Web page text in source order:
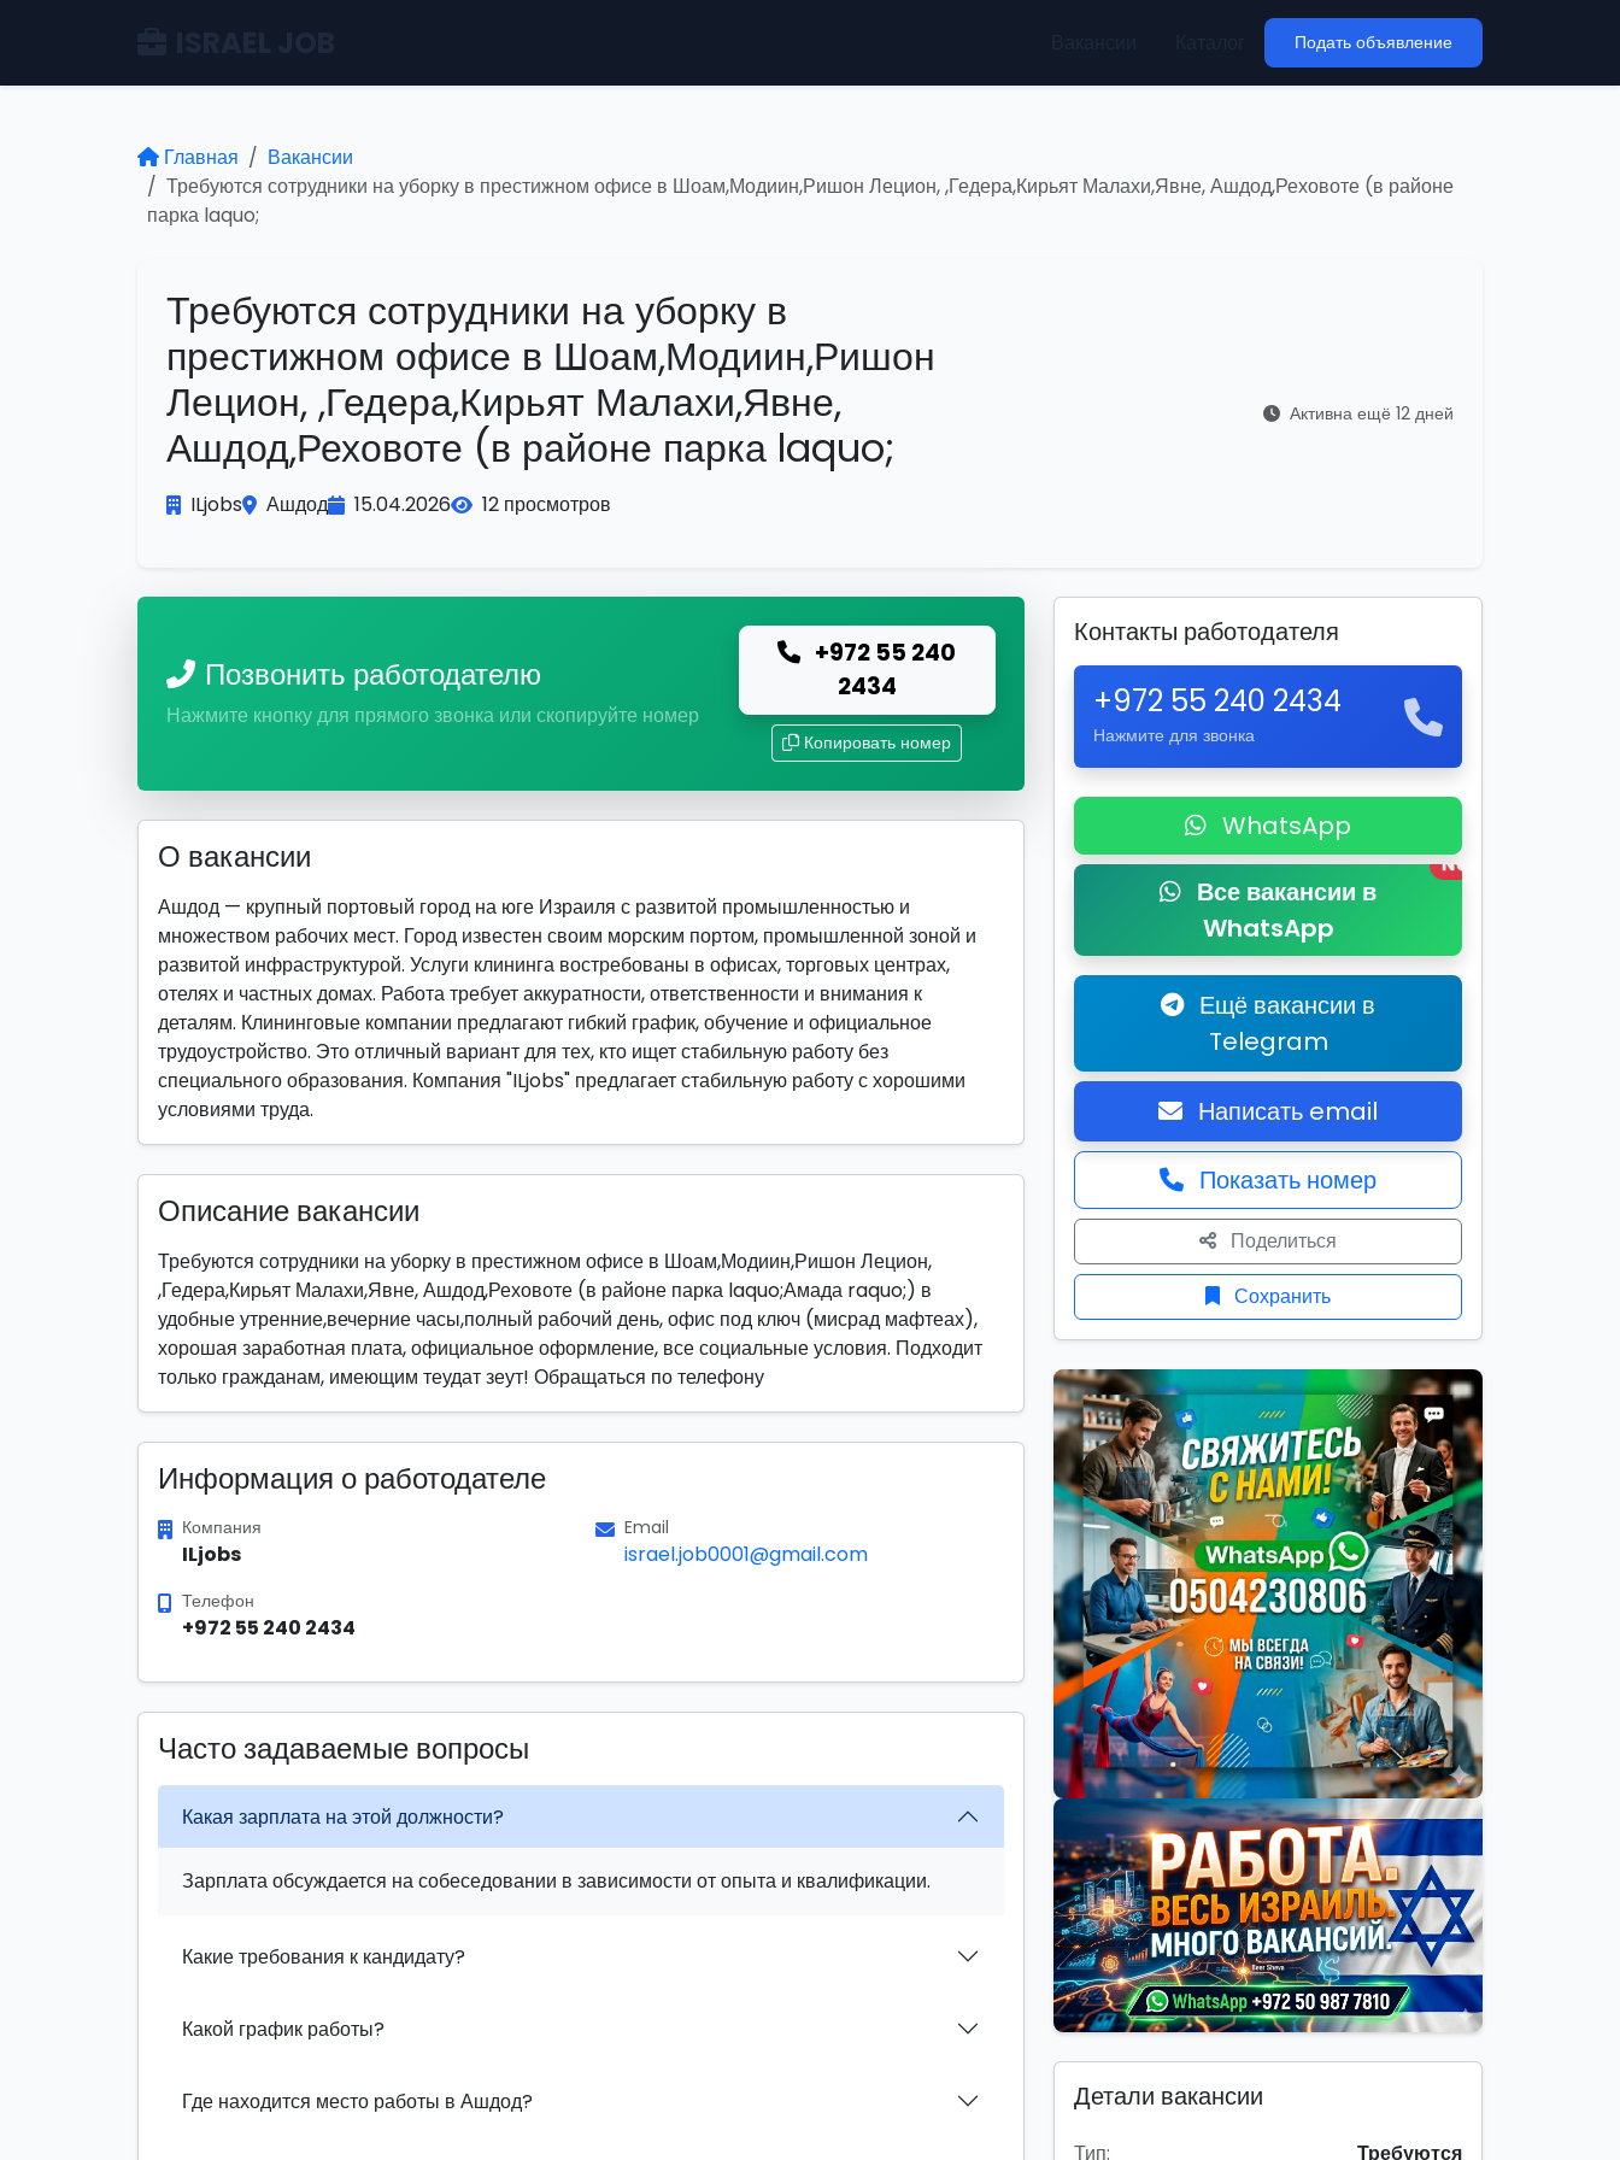
Подать объявление
Главная
Вакансии
Требуются сотрудники на уборку в престижном офисе в Шоам,Модиин,Ришон Лецион, ,Гедера,Кирьят Малахи,Явне, Ашдод,Реховоте (в районе
парка laquo;
Требуются сотрудники на уборку в
престижном офисе в Шоам,Модиин,Ришон
Лецион, ,Гедера,Кирьят Малахи,Явне,
Ашдод,Реховоте (в районе парка laquo;
ILjobs Ашдод 15.04.2026 12 просмотров
Активна ещё 12 дней
Позвонить работодателю
Нажмите кнопку для прямого звонка или скопируйте номер
+972 55 240
2434
Копировать номер
О вакансии
Ашдод — крупный портовый город на юге Израиля с развитой промышленностью и
множеством рабочих мест. Город известен своим морским портом, промышленной зоной и
развитой инфраструктурой. Услуги клининга востребованы в офисах, торговых центрах,
отелях и частных домах. Работа требует аккуратности, ответственности и внимания к
деталям. Клининговые компании предлагают гибкий график, обучение и официальное
трудоустройство. Это отличный вариант для тех, кто ищет стабильную работу без
специального образования. Компания "ILjobs" предлагает стабильную работу с хорошими
условиями труда.
Описание вакансии
Требуются сотрудники на уборку в престижном офисе в Шоам,Модиин,Ришон Лецион,
,Гедера,Кирьят Малахи,Явне, Ашдод,Реховоте (в районе парка laquo;Амада raquo;) в
удобные утренние,вечерние часы,полный рабочий день, офис под ключ (мисрад мафтеах),
хорошая заработная плата, официальное оформление, все социальные условия. Подходит
только гражданам, имеющим теудат зеут! Обращаться по телефону
Информация о работодателе
Компания
ILjobs
Email
israel.job0001@gmail.com
Телефон
+972 55 240 2434
Часто задаваемые вопросы
Какая зарплата на этой должности?
Зарплата обсуждается на собеседовании в зависимости от опыта и квалификации.
Какие требования к кандидату?
Какой график работы?
Где находится место работы в Ашдод?
Контакты работодателя
+972 55 240 2434
Нажмите для звонка
WhatsApp
Все вакансии в
WhatsApp
New
Ещё вакансии в
Telegram
Написать email
Показать номер
Поделиться
Сохранить
Детали вакансии
Тип: Требуются